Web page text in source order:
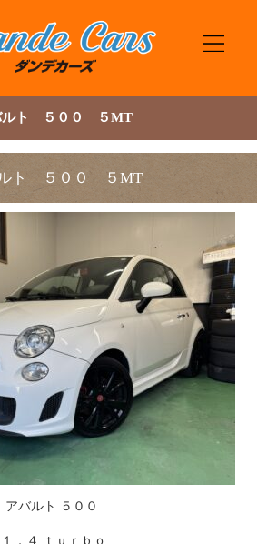
ルト ５００ ５MT
ト ５００ ５MT
アバルト ５００
１．４ ｔｕｒｂｏ